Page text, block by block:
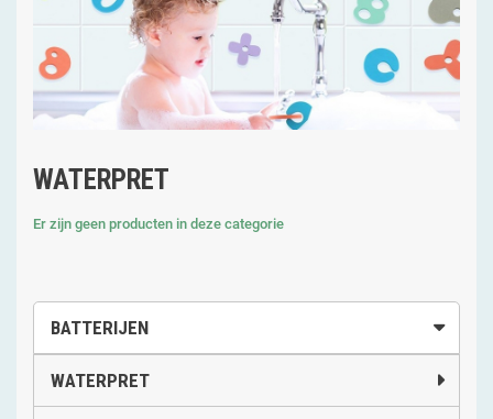
BATTERIJEN
WATERPRET
WATERPRET
Er zijn geen producten in deze categorie